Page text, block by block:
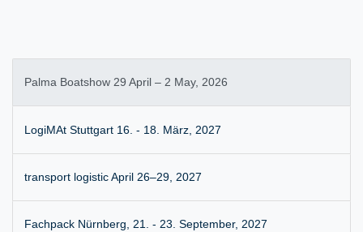
Palma Boatshow 29 April – 2 May, 2026
LogiMAt Stuttgart 16. - 18. März, 2027
transport logistic April 26–29, 2027
Fachpack Nürnberg, 21. - 23. September, 2027